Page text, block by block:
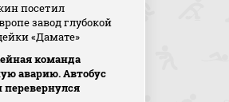
посетил
завод глубокой
«Дамате»
команда
аварию. Автобус
перевернулся